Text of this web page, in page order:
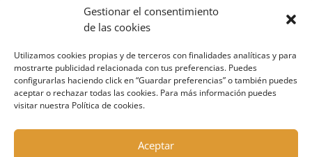
Gestionar el consentimiento
de las cookies
Utilizamos cookies propias y de terceros con finalidades analíticas y para
mostrarte publicidad relacionada con tus preferencias. Puedes
configurarlas haciendo click en “Guardar preferencias” o también puedes
aceptar o rechazar todas las cookies. Para más información puedes
visitar nuestra Política de cookies.
Aceptar
Accede a tu
área de cliente